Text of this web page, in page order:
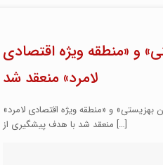
و «منطقه ویژه اقتصادی
لامرد» منعقد شد
و «منطقه ویژه اقتصادی لامرد»
منعقد شد با هدف پیشگیری از […]